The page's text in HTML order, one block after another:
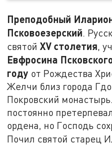
Преподобный
Псковоезерский.
святойXVстолетия,
Евфросина
году от Рождества
Желчи близ города
Покровский
постоянно
ордена, но Господь
Почил святой старец